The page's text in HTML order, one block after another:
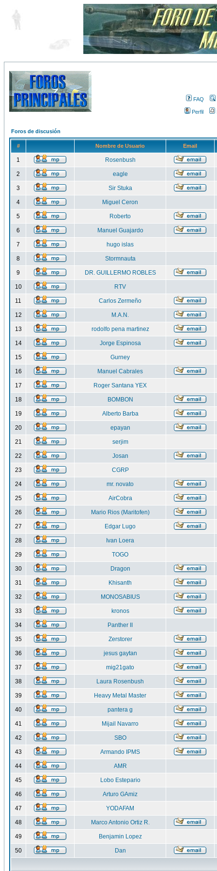
FAQ
Perfil
Foros de discusión
# Nombre de Usuario Email
1 Rosenbush
2 eagle
3 Sir Stuka
4 Miguel Ceron
5 Roberto
6 Manuel Guajardo
7 hugo islas
8 Stormnauta
9 DR. GUILLERMO ROBLES
10 RTV
11 Carlos Zermeño
12 M.A.N.
13 rodolfo pena martinez
14 Jorge Espinosa
15 Gurney
16 Manuel Cabrales
17 Roger Santana YEX
18 BOMBON
19 Alberto Barba
20 epayan
21 serjim
22 Josan
23 CGRP
24 mr. novato
25 AirCobra
26 Mario Rios (Maritofen)
27 Edgar Lugo
28 Ivan Loera
29 TOGO
30 Dragon
31 Khisanth
32 MONOSABIUS
33 kronos
34 Panther II
35 Zerstorer
36 jesus gaytan
37 mig21gato
38 Laura Rosenbush
39 Heavy Metal Master
40 pantera g
41 Mijail Navarro
42 SBO
43 Armando IPMS
44 AMR
45 Lobo Estepario
46 Arturo GAmiz
47 YODAFAM
48 Marco Antonio Ortiz R.
49 Benjamin Lopez
50 Dan